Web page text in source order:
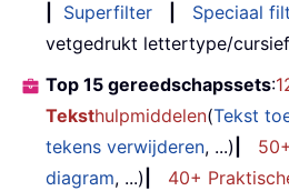
Superfilter Speciaal
vetgedrukt lettertype/
Top 15 gereedschapssets:
Teksthulpmiddelen(Tekst
tekens verwijderen, ...) 50+
diagram, ...) 40+